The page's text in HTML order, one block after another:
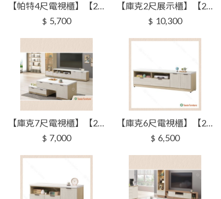
【帕特4尺電視櫃】【2025-J308-4】【添興家具】
$ 5,700
【庫克2尺展示櫃】【2025-J311-2】【添興家具】
$ 10,300
【庫克7尺電視櫃】【2025-J311-3】【添興家具】
$ 7,000
【庫克6尺電視櫃】【2025-J311-4】【添興家具】
$ 6,500